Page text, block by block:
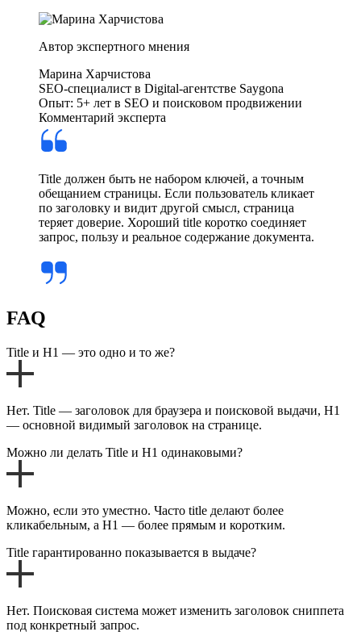
Автор экспертного мнения
Марина Харчистова
SEO-специалист в Digital-агентстве Saygona
Опыт: 5+ лет в SEO и поисковом продвижении
Комментарий эксперта
Title должен быть не набором ключей, а точным
обещанием страницы. Если пользователь кликает
по заголовку и видит другой смысл, страница
теряет доверие. Хороший title коротко соединяет
запрос, пользу и реальное содержание документа.
FAQ
Title и H1 — это одно и то же?
Нет. Title — заголовок для браузера и поисковой выдачи, H1
— основной видимый заголовок на странице.
Можно ли делать Title и H1 одинаковыми?
Можно, если это уместно. Часто title делают более
кликабельным, а H1 — более прямым и коротким.
Title гарантированно показывается в выдаче?
Нет. Поисковая система может изменить заголовок сниппета
под конкретный запрос.